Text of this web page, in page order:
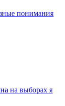
понимания
на выборах я